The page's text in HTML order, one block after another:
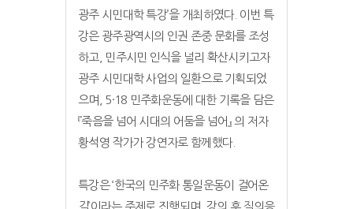
광주 시민대학 특강’을 개최하였다. 이번 특
강은 광주광역시의 인권 존중 문화를 조성
하고, 민주시민 인식을 널리 확산시키고자
광주 시민대학 사업의 일환으로 기획되었
으며, 5·18 민주화운동에 대한 기록을 담은
『죽음을 넘어 시대의 어둠을 넘어』 의 저자
황석영 작가가 강연자로 함께했다.
특강은 ‘한국의 민주화 통일운동이 걸어온
길’이라는 주제로 진행되며, 강의 후 질의응